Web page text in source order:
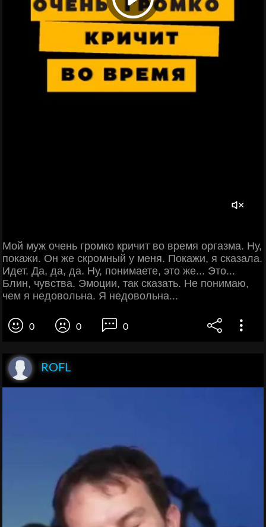
Мой муж очень громко кричит во время оргазма. Ну,
покажи. Он же скромный у меня. Покажи, я сказала.
Идет. Да, да, да. Ну, понимаете, это же... Это...
Блин, чувства. Эмоции, так сказать. Не понимаю,
чем я недовольна. Я недовольна...
0 0 0
ROFL